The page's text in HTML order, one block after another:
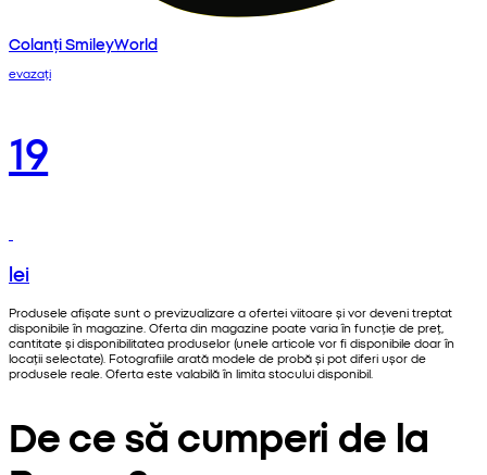
Colanți SmileyWorld
evazați
19
lei
Produsele afișate sunt o previzualizare a ofertei viitoare și vor deveni treptat
disponibile în magazine. Oferta din magazine poate varia în funcție de preț,
cantitate și disponibilitatea produselor (unele articole vor fi disponibile doar în
locații selectate). Fotografiile arată modele de probă și pot diferi ușor de
produsele reale. Oferta este valabilă în limita stocului disponibil.
De ce să cumperi de la